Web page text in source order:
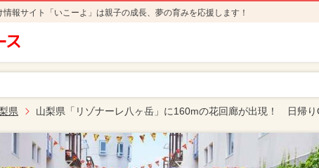
報サイト「いこーよ」は親子の成長、夢の育みを応援します！
県 山梨県「リゾナーレ八ヶ岳」に160mの花回廊が出現！ 日帰